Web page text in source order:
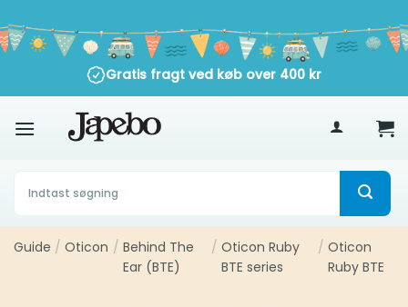
til
indhold
Gratis fragt ved køb over 400 kr
Søg
efter:
Guide / Oticon / Behind The
Ear (BTE)
/ Oticon Ruby
BTE series
/ Oticon
Ruby BTE